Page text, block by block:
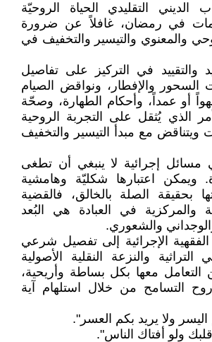
الديني التقليدي الحياة الروحيّة
في رمضان، غافلاً عن ضرورة
والمعنوي والتيسير والتخفيف في
والتقييد في التركيز على تفاصيل
السحور والإفطار، ونواقض الصيام
أو عمداً، وأحكام الطهارة، وصحّة
الذي يُثقل على التجربة الروحية
ويتناقض مع مبدأ التيسير والتخفيف
مسائل إجرائية لا ينبغي أن تطغى
ويمكن اعتبارها شكليّة وهامشية
بحقيقة الصلة بالخالق، فالقضية
والمركزية في العبادة هي البُعد
والشعوري.
الفقهية الإجرائية إلى تفصيل شرعي
والنزعة النقلية الأصولية
التعامل معها بكل بساطة وأريحية،
التسامح من خلال استلهام آية
اليسر ولا يريد بكم العسر".
ولو أفتاك الناس".